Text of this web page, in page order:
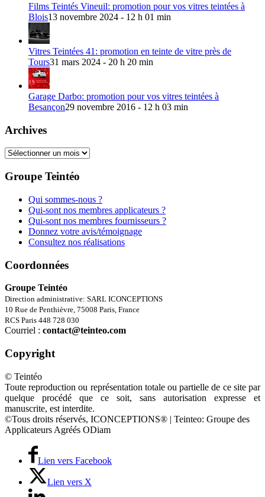
Films Teintés Vineuil: promotion pour vos vitres teintées à
Blois13 novembre 2024 - 12 h 01 min
Vitres Teintées 41: promotion en teinte de vitre près de
Tours31 mars 2024 - 20 h 20 min
Garage Darbo: promotion pour vos vitres teintées à
Besançon29 novembre 2016 - 12 h 03 min
Archives
Archives
Groupe Teintéo
Qui sommes-nous ?
Qui-sont nos membres applicateurs ?
Qui-sont nos membres fournisseurs ?
Donnez votre avis/témoignage
Consultez nos réalisations
Coordonnées
Groupe Teintéo
Direction administrative: SARL ICONCEPTIONS
10 Rue de Penthièvre, 75008 Paris, France
RCS Paris 448 728 030
Courriel : contact@teinteo.com
Copyright
© Teintéo
Toute reproduction ou représentation totale ou partielle de ce site par
quelque procédé que ce soit, sans autorisation expresse et
manuscrite, est interdite.
©Tous droits réservés, ICONCEPTIONS® | Teinteo: Groupe des
Applicateurs Agréés ODiam
Lien vers Facebook
Lien vers X